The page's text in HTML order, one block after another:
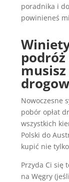
poradnika i
powinieneś
Nowoczesne
pobór opłat
wszystkich
Polski do
kupić nie
Przyda Ci się
na Węgry